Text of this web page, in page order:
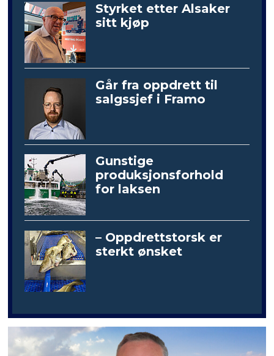
Styrket etter Alsaker
sitt kjøp
Går fra oppdrett til
salgssjef i Framo
Gunstige
produksjonsforhold
for laksen
– Oppdrettstorsk er
sterkt ønsket